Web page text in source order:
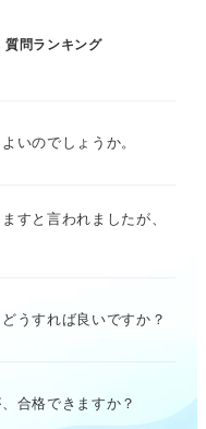
質問ランキング
いのでしょうか。
すと言われましたが、
うすれば良いですか？
合格できますか？